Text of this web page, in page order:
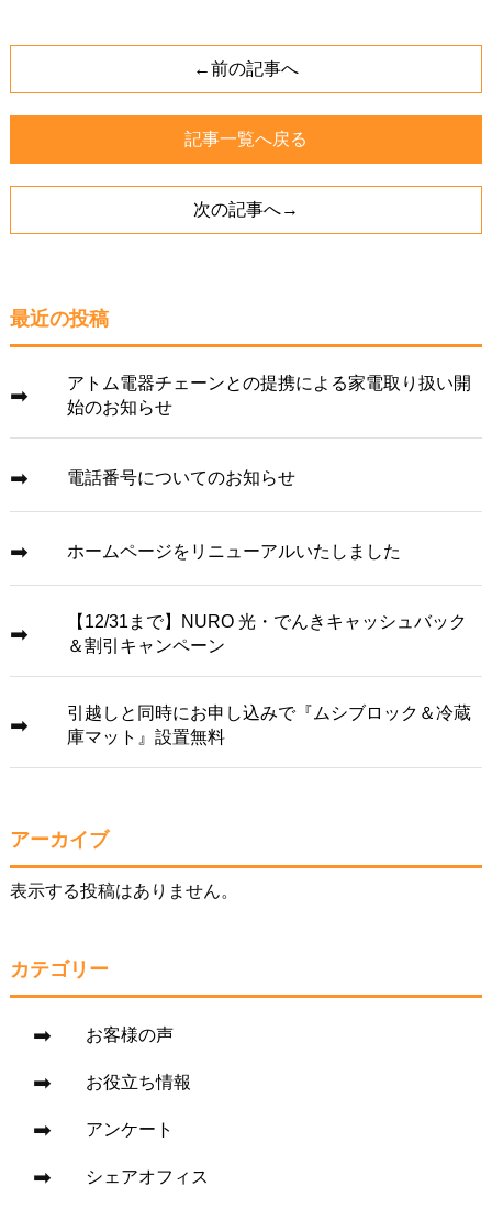
←前の記事へ
記事一覧へ戻る
次の記事へ→
最近の投稿
アトム電器チェーンとの提携による家電取り扱い開
始のお知らせ
電話番号についてのお知らせ
ホームページをリニューアルいたしました
【12/31まで】NURO 光・でんきキャッシュバック
＆割引キャンペーン
引越しと同時にお申し込みで『ムシブロック＆冷蔵
庫マット』設置無料
アーカイブ
表示する投稿はありません。
カテゴリー
お客様の声
お役立ち情報
アンケート
シェアオフィス